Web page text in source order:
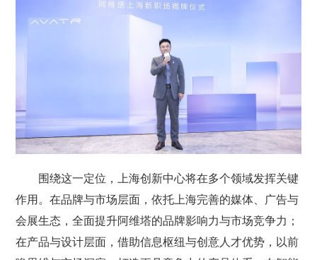
围绕这一定位，上海创新中心将在多个领域发挥关键
作用。在品牌与市场层面，依托上海完善的媒体、广告与
会展生态，全面提升阿维塔的品牌影响力与市场竞争力；
在产品与设计层面，借助信息枢纽与创意人才优势，以前